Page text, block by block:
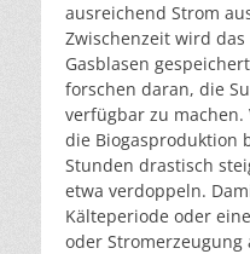
ausreichend Strom
Zwischenzeit wird
Gasblasen
forschen daran, die
verfügbar zu machen.
die Biogasproduktion
Stunden drastisch
etwa verdoppeln.
Kälteperiode oder
oder Stromerzeugung